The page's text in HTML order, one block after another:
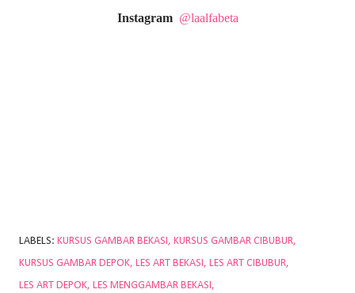
Instagram @laalfabeta
LABELS: KURSUS GAMBAR BEKASI
KURSUS GAMBAR CIBUBUR
KURSUS GAMBAR DEPOK LES ART BEKASI
LES ART CIBUBUR
LES ART DEPOK LES MENGGAMBAR BEKASI